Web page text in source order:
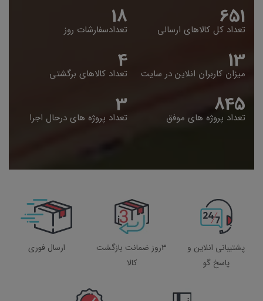
653
تعداد کل کالاهای ارسالی 19
تعدادسفارشات روز
14
میزان کاربران انلاین در سایت 5
تعداد کالاهای برگشتی
848
تعداد پروژه های موفق 4
تعداد پروژه های درحال اجرا
پشتیبانی انلاین و
پاسخ گو
3روز ضمانت بازگشت
کالا
ارسال فوری